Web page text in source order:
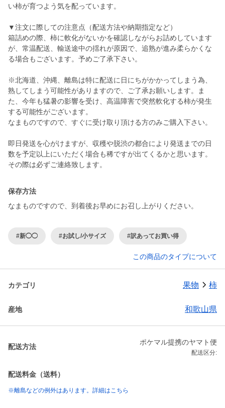
い柿が育つよう気を配っています。
▼注文に際しての注意点（配送方法や納期指定など）
箱詰めの際、柿に軟化がないかを確認しながらお詰めしています
が、常温配送、輸送途中の揺れが原因で、追熟が進み柔らかくな
る場合もございます。予めご了承下さい。
※北海道、沖縄、離島は特に配送に日にちがかかってしまう為、
熟してしまう可能性がありますので、ご了承お願いします。ま
た、今年も猛暑の影響を受け、高温障害で突然軟化する柿が発生
する可能性がございます。
なまものですので、すぐに受け取り頂ける方のみご購入下さい。
即日発送を心がけますが、収穫や脱渋の都合により発送までの日
数を予定以上にいただく場合も稀ですが出てくるかと思います。
保存方法
なまものですので、到着後お早めにお召し上がりください。
#新◯◯ #お試し/小サイズ #訳あってお買い得
この商品のタイプについて
カテゴリ 果物 柿
産地 和歌山県
配送方法
ポケマル提携のヤマト便
配送区分:
配送料金（送料）
※離島などの例外はあります。詳細はこちら